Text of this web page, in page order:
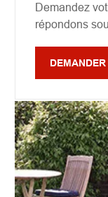
Demandez
répondons